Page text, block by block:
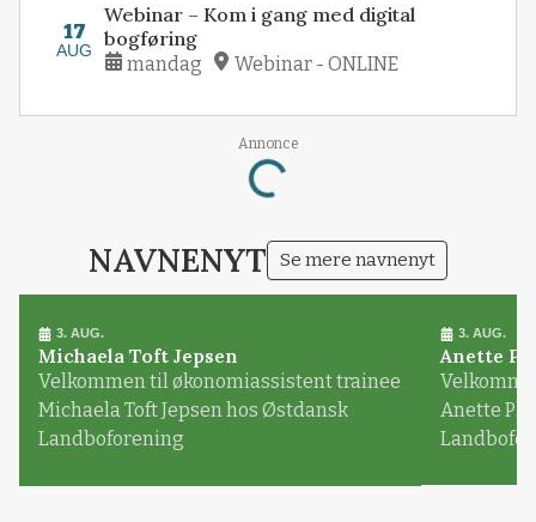
17
AUG
Webinar – Kom i gang med digital
bogføring
mandag Webinar - ONLINE
Annonce
Loading...
NAVNENYT Se mere navnenyt
3. AUG.
Michaela Toft Jepsen
Velkommen til økonomiassistent trainee
Michaela Toft Jepsen hos Østdansk
Landboforening
3. AUG.
Anette
Anette